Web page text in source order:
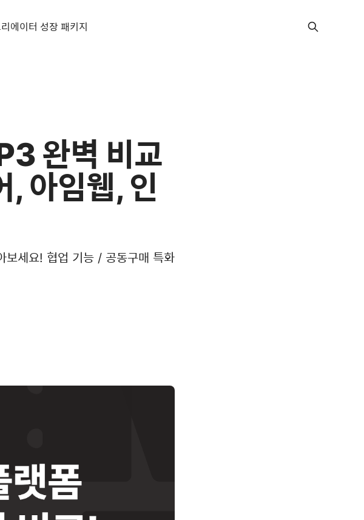
에이터 성장 패키지
완벽 비교
, 아임웹, 인
보세요! 협업 기능 / 공동구매 특화